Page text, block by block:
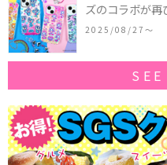
ズのコラボが
作コレクション
2025/08/27〜